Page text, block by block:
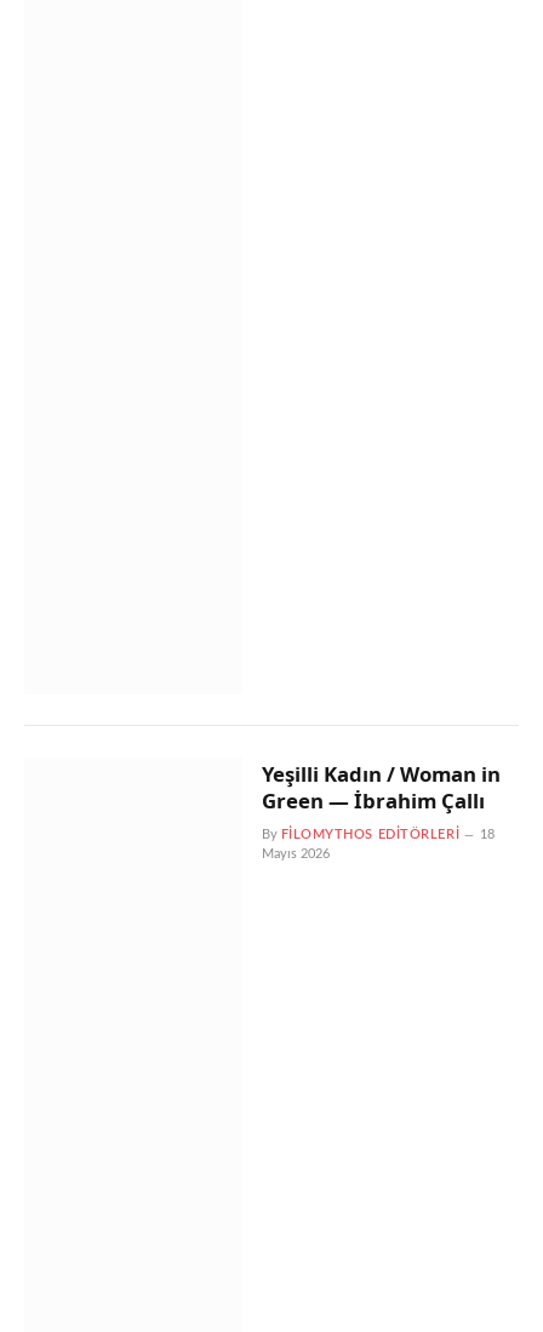
Yeşilli Kadın / Woman in
Green — İbrahim Çallı
By FILOMYTHOS EDITÖRLERI
18
Mayıs 2026